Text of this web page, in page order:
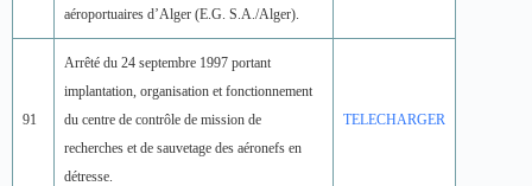
aéroportuaires d’Alger (E.G. S.A./Alger).
91
Arrêté du 24 septembre 1997 portant
implantation, organisation et fonctionnement
du centre de contrôle de mission de
recherches et de sauvetage des aéronefs en
détresse.
TELECHARGER